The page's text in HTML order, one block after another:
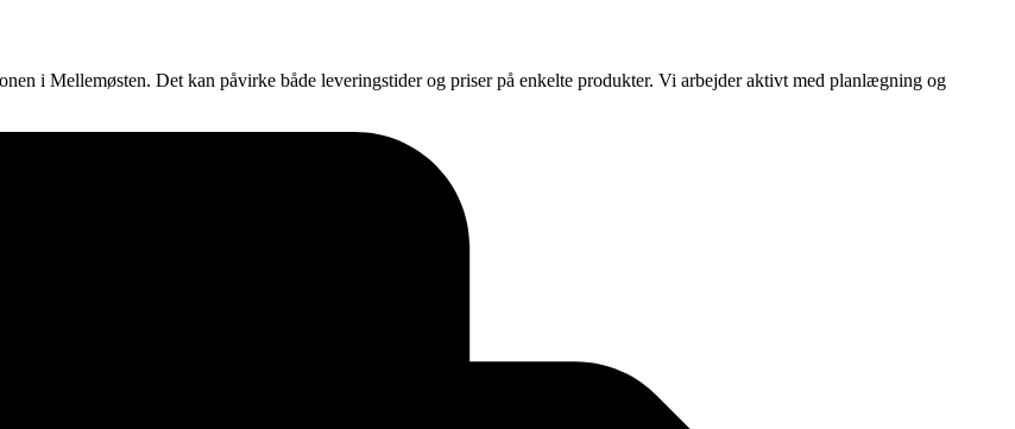
i Mellemøsten. Det kan påvirke både leveringstider og priser på enkelte produkter. Vi arbejder aktivt med planlægning og